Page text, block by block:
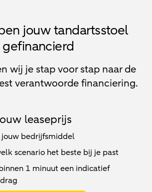
jouw tandartsstoel
gefinancierd
wij je stap voor stap naar de
verantwoorde financiering.
leaseprijs
jouw bedrijfsmiddel
scenario het beste bij je past
1 minuut een indicatief